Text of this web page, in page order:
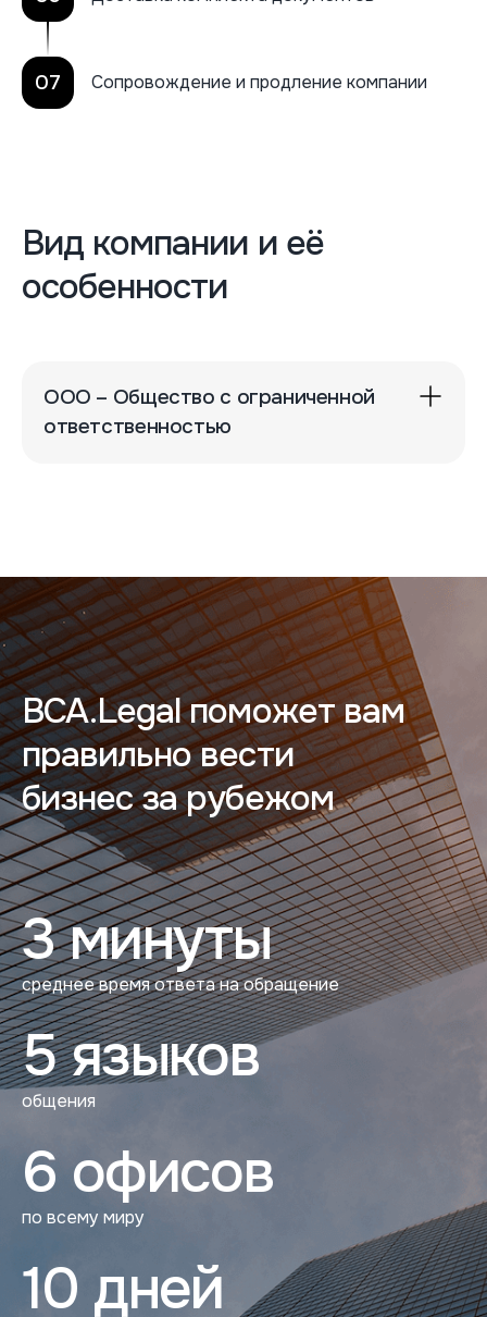
07 Сопровождение и продление компании
Вид компании и её
особенности
ООО – Общество с ограниченной
ответственностью
BCA.Legal поможет вам
правильно вести
бизнес за рубежом
3 минуты
среднее время ответа на обращение
5 языков
общения
6 офисов
по всему миру
10 дней